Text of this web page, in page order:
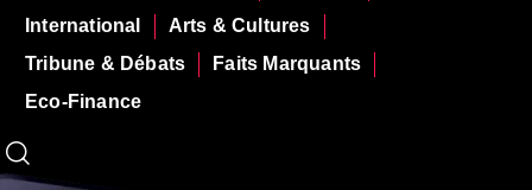
International
Arts & Cultures
Tribune & Débats
Faits Marquants
Eco-Finance